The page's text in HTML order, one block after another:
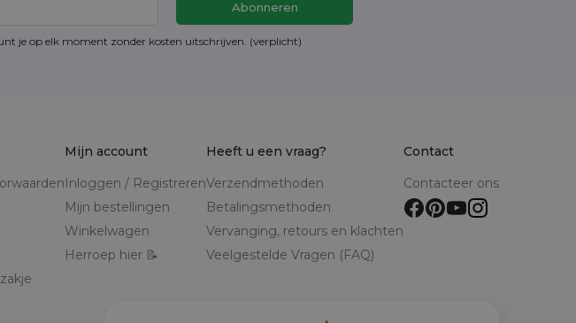
je op elk moment zonder kosten uitschrijven. (verplicht)
Mijn account
Inloggen / Registreren
Mijn bestellingen
Winkelwagen
Herroep hier 📝
Heeft u een vraag?
Verzendmethoden
Betalingsmethoden
Vervanging, retours en klachten
Veelgestelde Vragen (FAQ)
Contact
Contacteer ons